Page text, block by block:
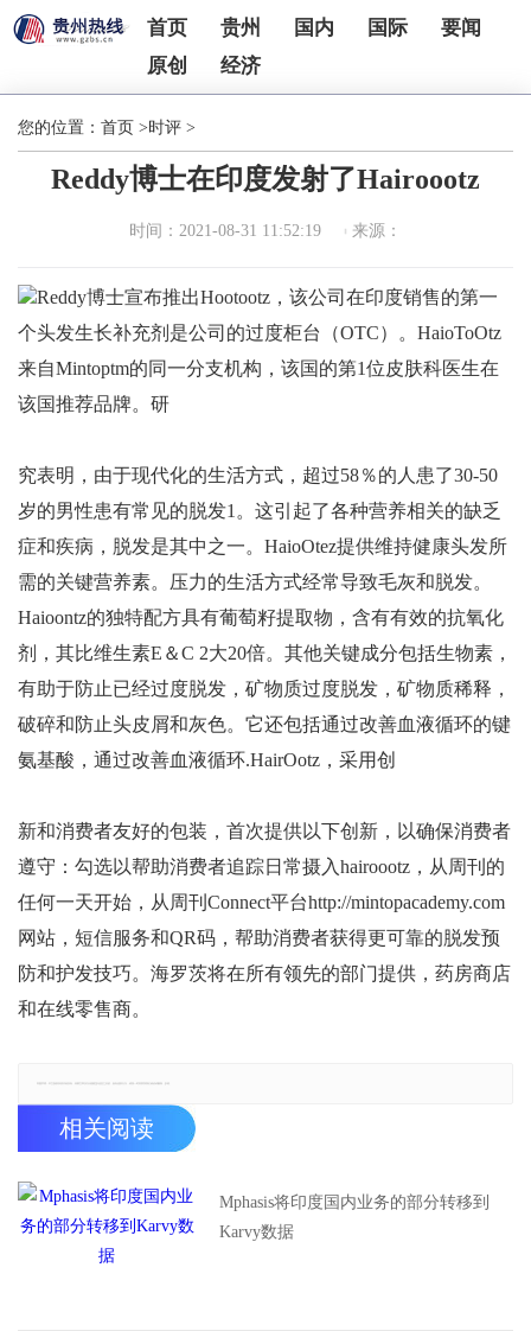
首页 贵州 国内 国际
要闻
原创
经济
您的位置： 首页 >时评 >
Reddy博士在印度发射了Hairoootz
时间：2021-08-31 11:52:19 来源：
Reddy博士宣布推出Hootootz，该公司在印度销售的第一
个头发生长补充剂是公司的过度柜台（OTC）。HaioToOtz
来自Mintoptm的同一分支机构，该国的第1位皮肤科医生在
该国推荐品牌。研
究表明，由于现代化的生活方式，超过58％的人患了30-50
岁的男性患有常见的脱发1。这引起了各种营养相关的缺乏
症和疾病，脱发是其中之一。HaioOtez提供维持健康头发所
需的关键营养素。压力的生活方式经常导致毛灰和脱发。
Haioontz的独特配方具有葡萄籽提取物，含有有效的抗氧化
剂，其比维生素E＆C 2大20倍。其他关键成分包括生物素，
有助于防止已经过度脱发，矿物质过度脱发，矿物质稀释，
破碎和防止头皮屑和灰色。它还包括通过改善血液循环的键
氨基酸，通过改善血液循环.HairOotz，采用创
新和消费者友好的包装，首次提供以下创新，以确保消费者
遵守：勾选以帮助消费者追踪日常摄入hairoootz，从周刊的
任何一天开始，从周刊Connect平台http://mintopacademy.com
网站，短信服务和QR码，帮助消费者获得更可靠的脱发预
防和护发技巧。海罗茨将在所有领先的部门提供，药房商店
和在线零售商。
相关阅读
Mphasis将印度国内业务的部分转移到
Karvy数据